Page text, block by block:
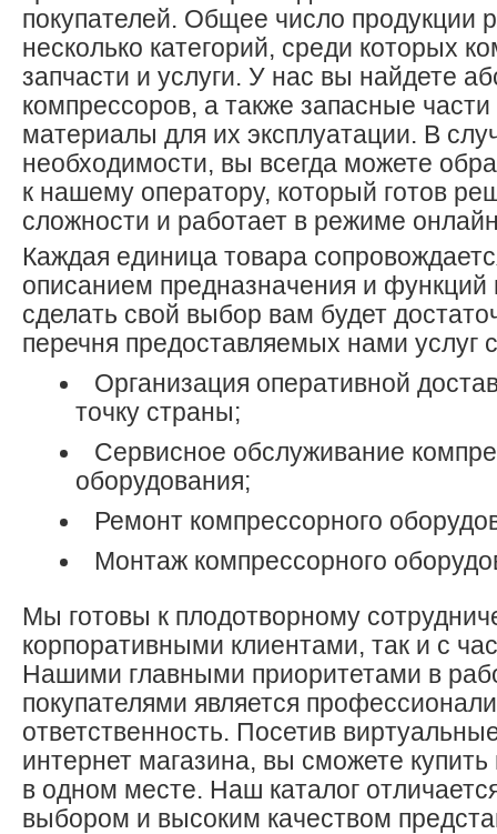
покупателей. Общее число продукции
несколько категорий, среди которых
запчасти и услуги. У нас вы найдете
компрессоров, а также запасные
материалы для их эксплуатации. В
необходимости, вы всегда можете
к нашему оператору, который готов
сложности и работает в режиме
Каждая единица товара
описанием предназначения и функций
сделать свой выбор вам будет
перечня предоставляемых нами услуг
Организация оперативной
точку страны;
Сервисное обслуживание
оборудования;
Ремонт компрессорного
Монтаж компрессорного
Мы готовы к плодотворному
корпоративными клиентами, так и с
Нашими главными приоритетами в
покупателями является
ответственность. Посетив
интернет магазина, вы сможете
в одном месте. Наш каталог
выбором и высоким качеством